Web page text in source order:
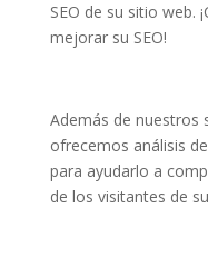
SEO de su sitio web.
mejorar su SEO!
Además de nuestros
ofrecemos análisis
para ayudarlo a
de los visitantes de